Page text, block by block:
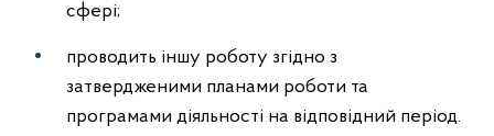
сфері;
проводить іншу роботу згідно з
затвердженими планами роботи та
програмами діяльності на відповідний період.